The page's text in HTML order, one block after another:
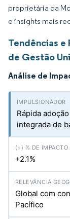
proprietária da
e insights mais
Tendências
de Gestão
Análise de
Rápida
integrada de
+2.1%
Global com
Pacífico